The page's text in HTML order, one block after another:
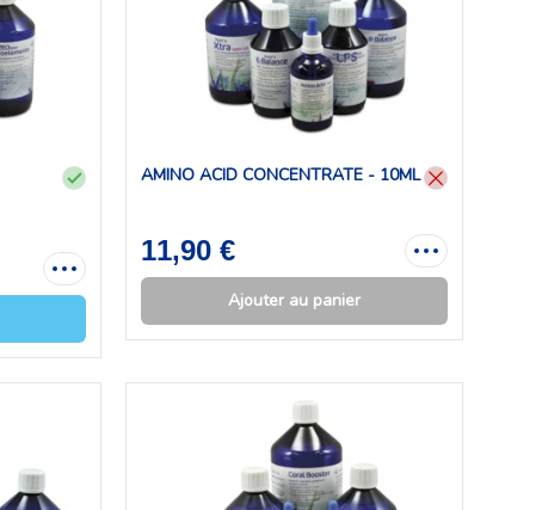
AMINO ACID CONCENTRATE - 10ML
11,90 €
Ajouter au panier